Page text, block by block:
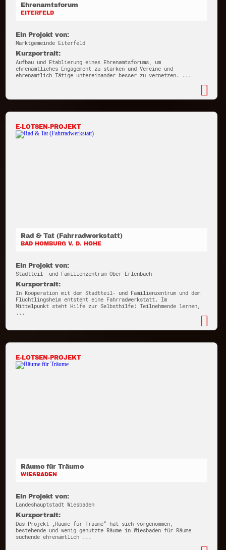
Ehrenamtsforum
EITERFELD
Ein Projekt von:
Marktgemeinde Eiterfeld
Kurzportrait:
Aufbau und Etablierung eines Ehrenamtsforums, um
ehrenamtliches Engagement zu stärken und Vereine und
ehrenamtlich Tätige untereinander besser zu vernetzen. ...
E-LOTSEN-PROJEKT
Rad & Tat (Fahrradwerkstatt)
BAD HOMBURG V. D. HÖHE
Ein Projekt von:
Stadtteil- und Familienzentrum Ober-Erlenbach
Kurzportrait:
In Kooperation mit dem Stadtteil- und Familienzentrum und dem
Flüchtlingsheim entsteht eine Fahrradwerkstatt. Im
Mittelpunkt steht Hilfe zur Selbsthilfe: Teilnehmende lernen,
...
E-LOTSEN-PROJEKT
Räume für Träume
WIESBADEN
Ein Projekt von:
Landeshauptstadt Wiesbaden
Kurzportrait:
Das Projekt „Räume für Träume“ hat sich vorgenommen,
bestehende und wenig genutzte Räume in Wiesbaden für Räume
suchende ehrenamtlich ...